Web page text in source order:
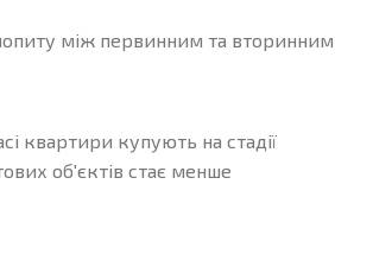
між первинним та вторинним
квартири купують на стадії
об'єктів стає менше